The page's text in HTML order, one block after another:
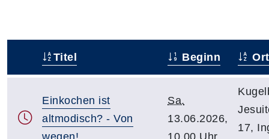
Titel Beginn Ort
Einkochen ist
altmodisch? - Von
wegen!
Sa.
13.06.2026,
10.00 Uhr
17,